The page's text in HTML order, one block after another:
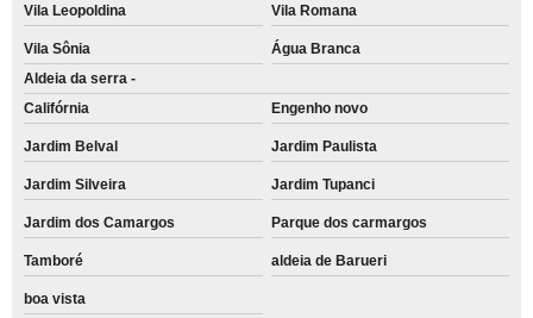
Vila Leopoldina Vila Romana
Vila Sônia
Água Branca
Aldeia da serra -
Califórnia
Engenho novo
Jardim Belval Jardim Paulista
Jardim Silveira Jardim Tupanci
Jardim dos Camargos Parque dos carmargos
Tamboré aldeia de Barueri
boa vista